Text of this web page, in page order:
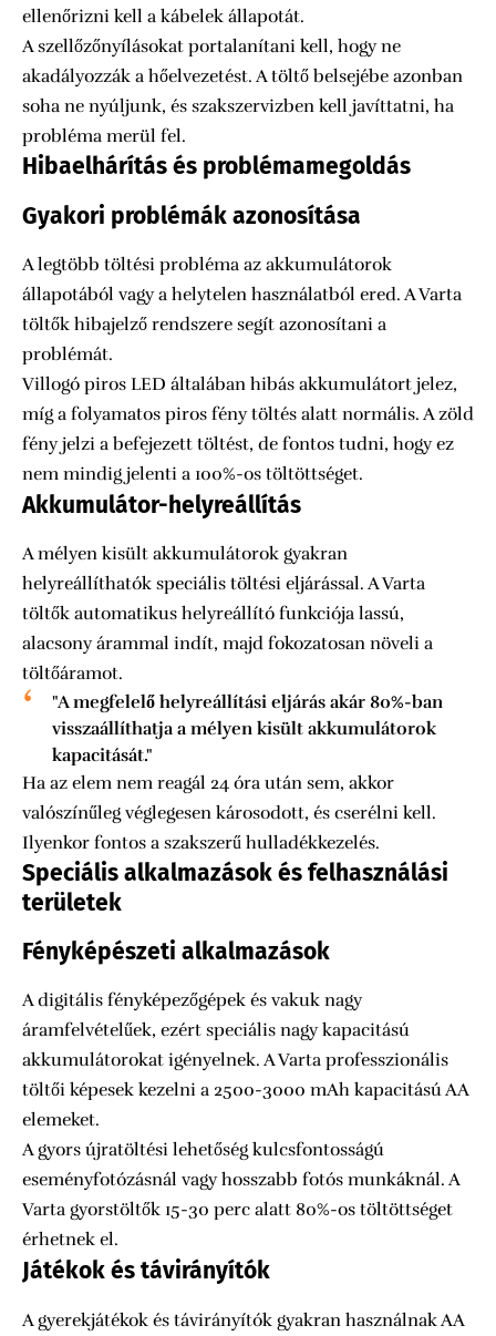
ellenőrizni kell a kábelek állapotát.
A szellőzőnyílásokat portalanítani kell, hogy ne
akadályozzák a hőelvezetést. A töltő belsejébe azonban
soha ne nyúljunk, és szakszervizben kell javíttatni, ha
probléma merül fel.
Hibaelhárítás és problémamegoldás
Gyakori problémák azonosítása
A legtöbb töltési probléma az akkumulátorok
állapotából vagy a helytelen használatból ered. A Varta
töltők hibajelző rendszere segít azonosítani a
problémát.
Villogó piros LED általában hibás akkumulátort jelez,
míg a folyamatos piros fény töltés alatt normális. A zöld
fény jelzi a befejezett töltést, de fontos tudni, hogy ez
nem mindig jelenti a 100%-os töltöttséget.
Akkumulátor-helyreállítás
A mélyen kisült akkumulátorok gyakran
helyreállíthatók speciális töltési eljárással. A Varta
töltők automatikus helyreállító funkciója lassú,
alacsony árammal indít, majd fokozatosan növeli a
töltőáramot.
"A megfelelő helyreállítási eljárás akár 80%-ban
visszaállíthatja a mélyen kisült akkumulátorok
kapacitását."
Ha az elem nem reagál 24 óra után sem, akkor
valószínűleg véglegesen károsodott, és cserélni kell.
Ilyenkor fontos a szakszerű hulladékkezelés.
Speciális alkalmazások és felhasználási
területek
Fényképészeti alkalmazások
A digitális fényképezőgépek és vakuk nagy
áramfelvételűek, ezért speciális nagy kapacitású
akkumulátorokat igényelnek. A Varta professzionális
töltői képesek kezelni a 2500-3000 mAh kapacitású AA
elemeket.
A gyors újratöltési lehetőség kulcsfontosságú
eseményfotózásnál vagy hosszabb fotós munkáknál. A
Varta gyorstöltők 15-30 perc alatt 80%-os töltöttséget
érhetnek el.
Játékok és távirányítók
A gyerekjátékok és távirányítók gyakran használnak AA